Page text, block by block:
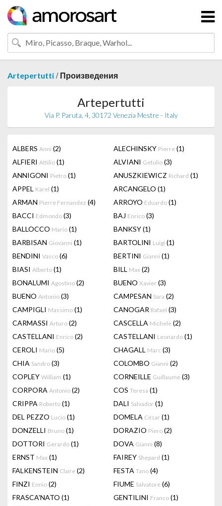
Artepertutti / Произведения
Artepertutti
Via P. Paruta, 4, 30172 Venezia Mestre - Italy
ALBERS Anni (2) ALECHINSKY Pierre (1)
ALFIERI Attilio (1) ALVIANI Getulio (3)
ANNIGONI Pietro (1) ANUSZKIEWICZ Richard (1)
APPEL Karel (1) ARCANGELO (1)
ARMAN Pierre Fernandez (4) ARROYO Eduardo (1)
BACCI Edmondo (3) BAJ Enrico (3)
BALLOCCO Mario (1) BANKSY(1)
BARBISAN Giovanni (1) BARTOLINI Luigi (1)
BENDINI Vasco (6) BERTINI Gianni (1)
BIASI Alberto (1) BILL Max (2)
BONALUMI Agostino (2) BUENO Xavier (3)
BUENO Antonio (3) CAMPESAN Sara (2)
CAMPIGLI Massimo (1) CANOGAR Rafael (3)
CARMASSI Arturo (2) CASCELLA Michele (2)
CASTELLANI Enrico (2) CASTELLANI Leonardo (1)
CEROLI Mario (5) CHAGALL Marc (3)
CHIA Sandro (3) COLOMBO Gianni (2)
COPLEY William (1) CORNEILLE Guillaume (3)
CORPORA Antonio (2) COS Teresa (1)
CRIPPA Roberto (1) DALI Salvador (1)
DEL PEZZO Lucio (1) DOMELA César (1)
DONZELLI Bruno (1) DORAZIO Piero (2)
DOTTORI Gerardo (1) DOVA Gianni (8)
ERNST Max (1) FAIREY Shepard (1)
FALKENSTEIN Claire (2) FESTA Tano (4)
FINZI Ennio (2) FIUME Salvatore (6)
FRASCA'NATO (1) GENTILINI Franco (1)